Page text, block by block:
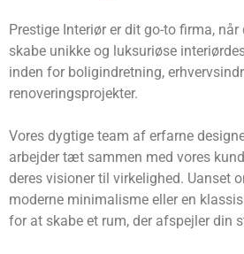
Prestige Interiør er dit go-to firma,
skabe unikke og luksuriøse
inden for boligindretning,
renoveringsprojekter.
Vores dygtige team af erfarne
arbejder tæt sammen med vores
deres visioner til virkelighed. Uanset
moderne minimalisme eller en
for at skabe et rum, der afspejler din